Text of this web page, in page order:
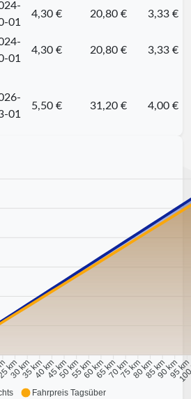
01
4,30 € 20,80 € 3,33 €
01
4,30 € 20,80 € 3,33 €
01
5,50 € 31,20 € 4,00 €
km
30 km35 km40 km45 km50 km55 km60 km65 km70 km75 km80 km85 km90 km95 km
Fahrpreis Tagsüber